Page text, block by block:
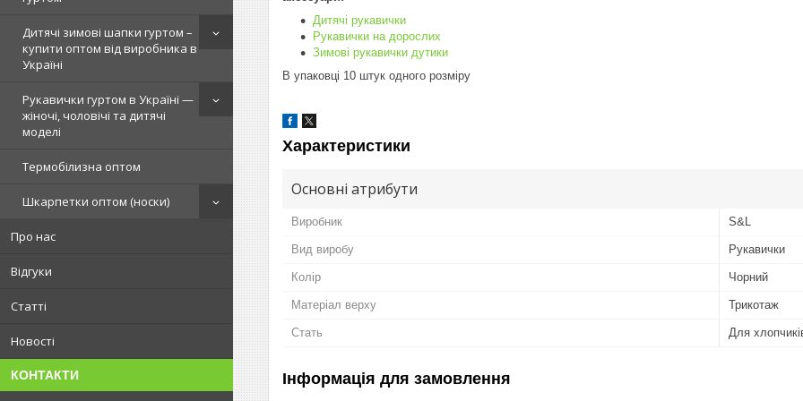
Дитячі зимові шапки гуртом –
купити оптом від виробника в
Україні
Рукавички гуртом в Україні —
жіночі, чоловічі та дитячі
моделі
Термобілизна оптом
Шкарпетки оптом (носки)
Про нас
Відгуки
Статті
Новості
КОНТАКТИ
Дитячі рукавички
Рукавички на дорослих
Зимові рукавички дутики
В упаковці 10 штук одного розміру
Характеристики
Основні атрибути
Виробник S&L
Вид виробу Рукавички
Колір Чорний
Матеріал верху Трикотаж
Стать Для
Інформація для замовлення